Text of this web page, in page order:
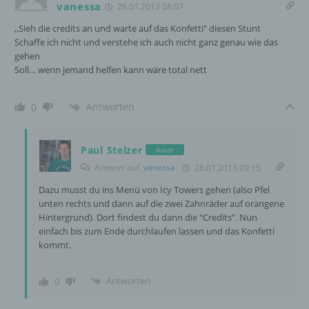
vanessa 26.01.2013 08:07
,,Sieh die credits an und warte auf das Konfetti” diesen Stunt
Schaffe ich nicht und verstehe ich auch nicht ganz genau wie das
gehen
Soll… wenn jemand helfen kann wäre total nett
0 Antworten
Paul Stelzer Autor
Antwort auf vanessa 26.01.2013 09:15
Dazu musst du ins Menü von Icy Towers gehen (also Pfel
unten rechts und dann auf die zwei Zahnräder auf orangene
Hintergrund). Dort findest du dann die “Credits”. Nun
einfach bis zum Ende durchlaufen lassen und das Konfetti
kommt.
0 Antworten
e) Profiling
Profiling ist jede Art der automatisierten
Verarbeitung personenbezogener Daten, die
darin besteht, dass diese
personenbezogenen Daten verwendet
die sich auf eine natürliche Person beziehen,
Lage, Gesundheit, persönlicher Vorlieben,
Interessen, Zuverlässigkeit, Verhalten,
Aufenthaltsort oder Ortswechsel dieser
natürlichen Person zu analysieren oder
vorherzusagen.
f) Pseudonymisierung
Pseudonymisierung ist die Verarbeitung